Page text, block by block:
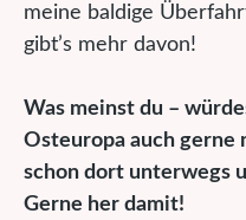
meine baldige
gibt’s mehr davon!
Was meinst du –
Osteuropa auch gerne
schon dort unterwegs
Gerne her damit!